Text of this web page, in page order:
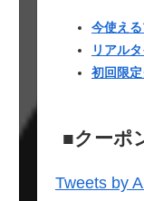
8/278/28
✕ ✕ ✕
✕ ✕ ✕
今使え
リアル
初回限
■クーポ
Tweets by